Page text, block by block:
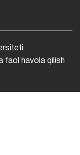
faol havola qilish